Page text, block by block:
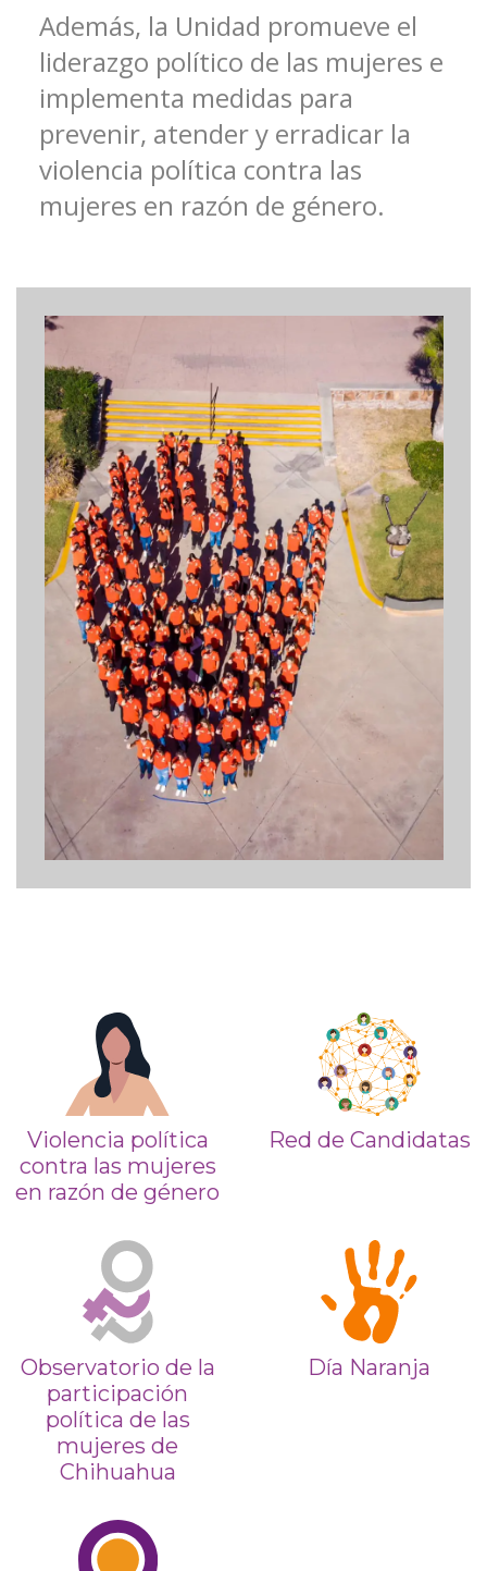
Además, la Unidad promueve el
liderazgo político de las mujeres e
implementa medidas para
prevenir, atender y erradicar la
violencia política contra las
mujeres en razón de género.
Violencia política
contra las mujeres
en razón de género
Red de Candidatas
Observatorio de la
participación
política de las
mujeres de
Chihuahua
Día Naranja